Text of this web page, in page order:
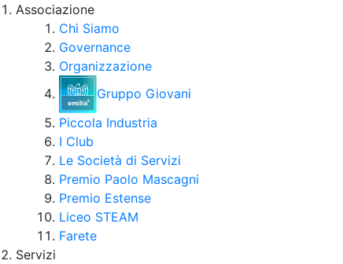
Associazione
Chi Siamo
Governance
Organizzazione
Gruppo Giovani
Piccola Industria
I Club
Le Società di Servizi
Premio Paolo Mascagni
Premio Estense
Liceo STEAM
Farete
Servizi